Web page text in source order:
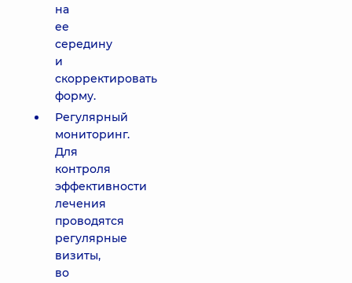
на
ее
середину
и
скорректировать
форму.
Регулярный
мониторинг.
Для
контроля
эффективности
лечения
проводятся
регулярные
визиты,
во